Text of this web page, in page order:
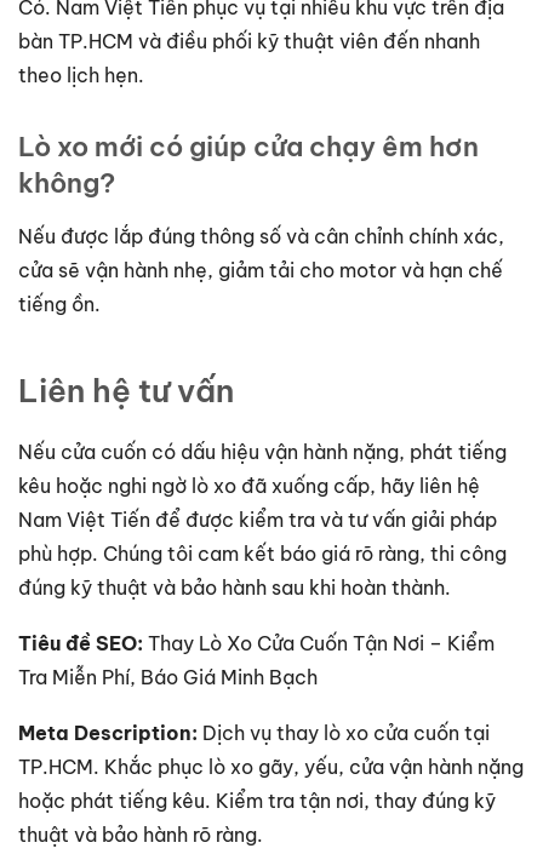
Có. Nam Việt Tiến phục vụ tại nhiều khu vực trên địa
bàn TP.HCM và điều phối kỹ thuật viên đến nhanh
theo lịch hẹn.
Lò xo mới có giúp cửa chạy êm hơn
không?
Nếu được lắp đúng thông số và cân chỉnh chính xác,
cửa sẽ vận hành nhẹ, giảm tải cho motor và hạn chế
tiếng ồn.
Liên hệ tư vấn
Nếu cửa cuốn có dấu hiệu vận hành nặng, phát tiếng
kêu hoặc nghi ngờ lò xo đã xuống cấp, hãy liên hệ
Nam Việt Tiến để được kiểm tra và tư vấn giải pháp
phù hợp. Chúng tôi cam kết báo giá rõ ràng, thi công
đúng kỹ thuật và bảo hành sau khi hoàn thành.
Tiêu đề SEO: Thay Lò Xo Cửa Cuốn Tận Nơi – Kiểm
Tra Miễn Phí, Báo Giá Minh Bạch
Meta Description: Dịch vụ thay lò xo cửa cuốn tại
TP.HCM. Khắc phục lò xo gãy, yếu, cửa vận hành nặng
hoặc phát tiếng kêu. Kiểm tra tận nơi, thay đúng kỹ
thuật và bảo hành rõ ràng.